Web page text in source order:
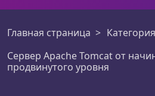
Главная страница
Сервер Apache Tomcat от
продвинутого уровня